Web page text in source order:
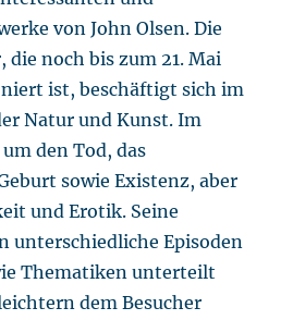
von John Olsen. Die
die noch bis zum 21. Mai
ist, beschäftigt sich im
Natur und Kunst. Im
den Tod, das
sowie Existenz, aber
und Erotik. Seine
unterschiedliche Episoden
Thematiken unterteilt
dem Besucher